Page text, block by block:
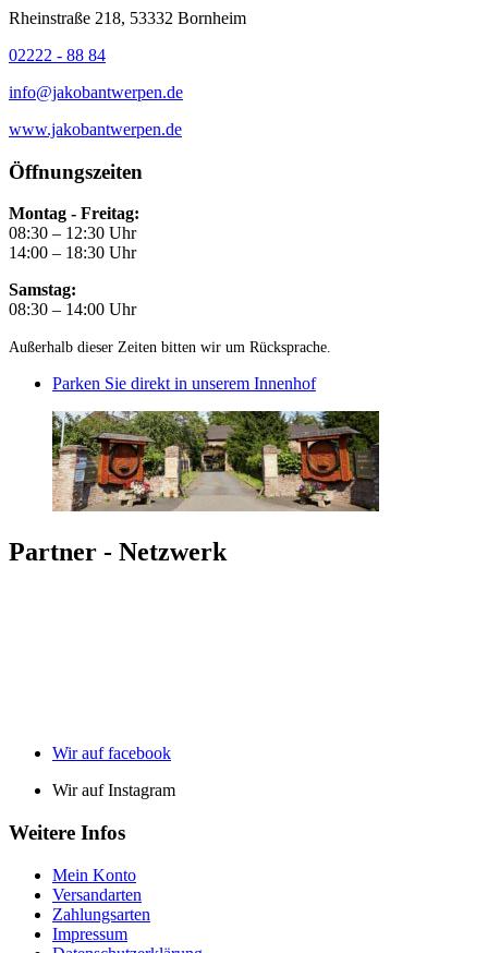
Rheinstraße 218, 53332 Bornheim
02222 - 88 84
info@jakobantwerpen.de
www.jakobantwerpen.de
Öffnungszeiten
Montag - Freitag:
08:30 – 12:30 Uhr
14:00 – 18:30 Uhr
Samstag:
08:30 – 14:00 Uhr
Außerhalb dieser Zeiten bitten wir um Rücksprache.
Parken Sie direkt in unserem Innenhof
Partner - Netzwerk
Wir auf facebook
Wir auf Instagram
Weitere Infos
Mein Konto
Versandarten
Zahlungsarten
Impressum